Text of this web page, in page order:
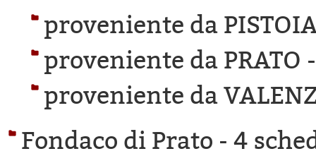
proveniente da
proveniente da PRATO
proveniente da
Fondaco di Prato - 4